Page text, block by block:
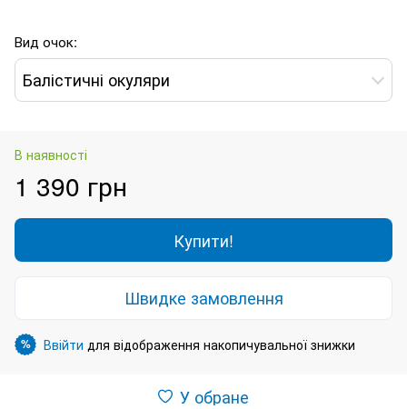
Вид очок:
Балістичні окуляри
В наявності
1 390 грн
Купити!
Швидке замовлення
% Ввійти для відображення накопичувальної знижки
У обране